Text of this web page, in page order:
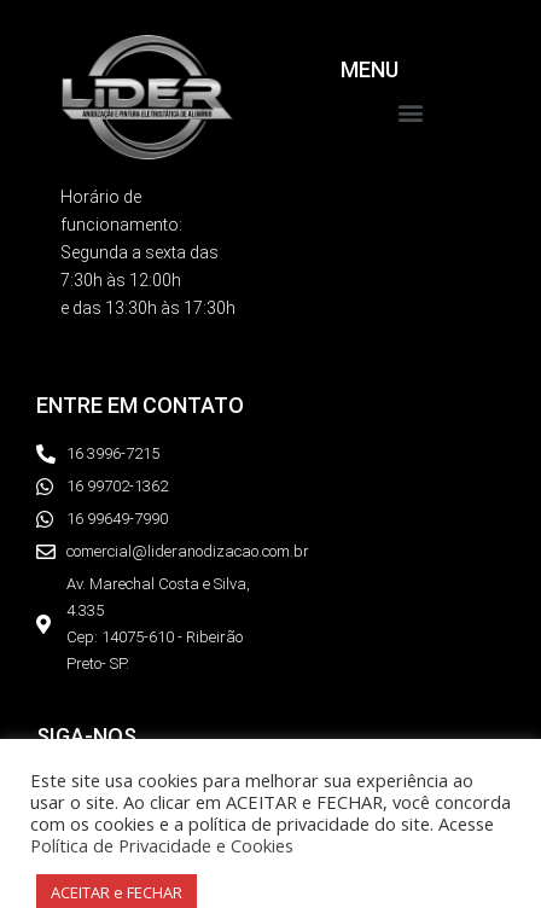
Horário de
funcionamento:
Segunda a sexta das
7:30h às 12:00h
e das 13:30h às 17:30h
MENU
ENTRE EM CONTATO
16 3996-7215
16 99702-1362
16 99649-7990
comercial@lideranodizacao.com.br
Av. Marechal Costa e Silva,
4.335
Cep: 14075-610 - Ribeirão
Preto- SP.
SIGA-NOS
Instagram
© 2025 Líder Anodização e Pintura Eletrostática de Alumínios
| Todos os Direitos Reservados.
Este site usa cookies para melhorar sua experiência ao
usar o site. Ao clicar em ACEITAR e FECHAR, você concorda
com os cookies e a política de privacidade do site. Acesse
Política de Privacidade e Cookies
ACEITAR e FECHAR